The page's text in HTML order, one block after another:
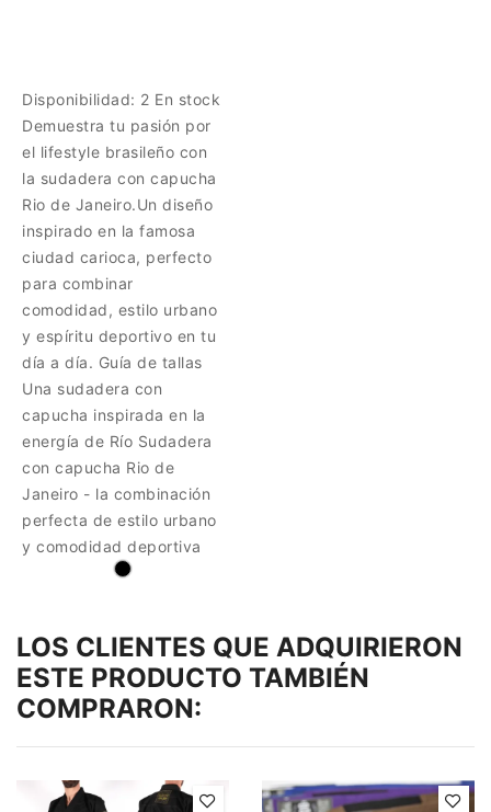
Disponibilidad: 2 En stock
Demuestra tu pasión por
el lifestyle brasileño con
la sudadera con capucha
Rio de Janeiro.Un diseño
inspirado en la famosa
ciudad carioca, perfecto
para combinar
comodidad, estilo urbano
y espíritu deportivo en tu
día a día. Guía de tallas
Una sudadera con
capucha inspirada en la
energía de Río Sudadera
con capucha Rio de
Janeiro - la combinación
perfecta de estilo urbano
y comodidad deportiva
LOS CLIENTES QUE ADQUIRIERON
ESTE PRODUCTO TAMBIÉN
COMPRARON: